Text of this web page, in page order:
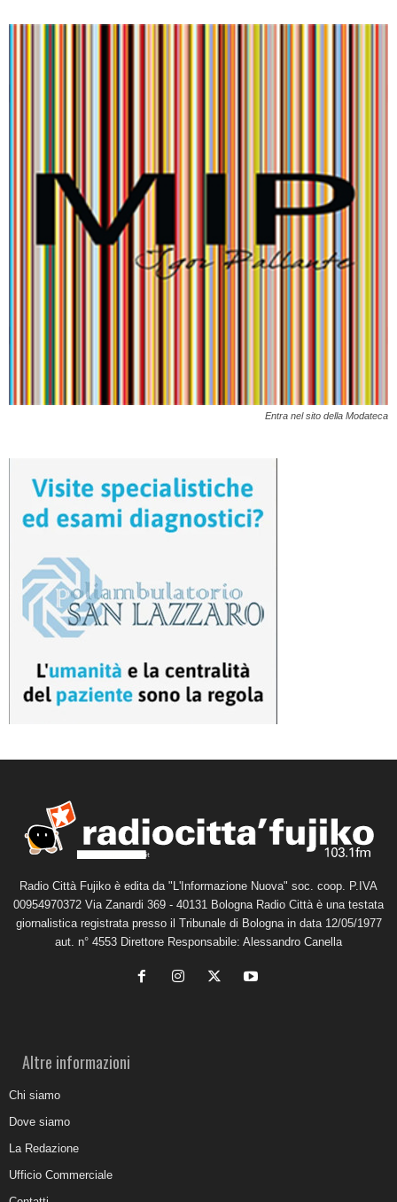
Entra nel sito della Modateca
Radio Città Fujiko è edita da "L'Informazione Nuova" soc. coop. P.IVA
00954970372 Via Zanardi 369 - 40131 Bologna Radio Città è una testata
giornalistica registrata presso il Tribunale di Bologna in data 12/05/1977
aut. n° 4553 Direttore Responsabile: Alessandro Canella
Altre informazioni
Chi siamo
Dove siamo
La Redazione
Ufficio Commerciale